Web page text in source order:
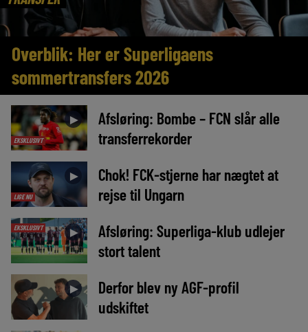
Overblik: Her er Superligaens
sommertransfers 2026
EKSKLUSIVT
►
Afsløring: Bombe – FCN slår alle
transferrekorder
LIGE NU
►
Chok! FCK-stjerne har nægtet at
rejse til Ungarn
EKSKLUSIVT ►
Afsløring: Superliga-klub udlejer
stort talent
►
Derfor blev ny AGF-profil
udskiftet